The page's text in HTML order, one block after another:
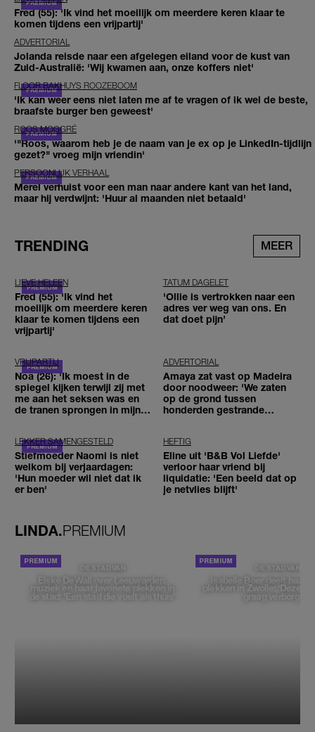
Fred (55): 'Ik vind het moeilijk om meerdere keren klaar te
komen tijdens een vrijpartij'
ADVERTORIAL
Jolanda reisde naar een afgelegen eiland voor de kust van
Zuid-Australië: 'Wij kwamen aan, onze koffers niet'
FLOOR BAKHUYS ROOZEBOOM
'Ik kan weer eens niet laten me af te vragen of ik wel de beste,
braafste burger ben geweest'
ROOS MOGGRÉ
'"Roos, waarom heb je de naam van je ex op je LinkedIn-tijdlijn
gezet?" vroeg mijn vriendin'
PERSOONLIJK VERHAAL
Merel verhuist voor een man naar andere kant van het land,
maar hij verdwijnt: 'Huur al maanden niet betaald'
TRENDING MEER
LIEVE HELEEN
Fred (55): 'Ik vind het
moeilijk om meerdere keren
klaar te komen tijdens een
vrijpartij'
TATUM DAGELET
'Ollie is vertrokken naar een
adres ver weg van ons. En
dat doet pijn’
VRIJPARTIJ
Noa (26): 'Ik moest in de
spiegel kijken terwijl zij met
me aan het seksen was en
de tranen sprongen in mijn
ADVERTORIAL
Amaya zat vast op Madeira
door noodweer: 'We zaten
op de grond tussen
honderden gestrande
LEKKER SAMENGESTELD
Stiefmoeder Naomi is niet
welkom bij verjaardagen:
'Hun moeder wil niet dat ik
er ben'
HEFTIG
Eline uit 'B&B Vol Liefde'
verloor haar vriend bij
liquidatie: 'Een beeld dat op
je netvlies blijft'
LINDA.PREMIUM
DE STAD VAN
Elske DeWall over Leeuwarden,
muziek en haar favoriete plekken in
de stad: 'Een stad die voelt als thuis'
DE STAD VAN
Isabelle Boer deelt haar
plekken in Zwolle: 'Deze
graag verborgen'